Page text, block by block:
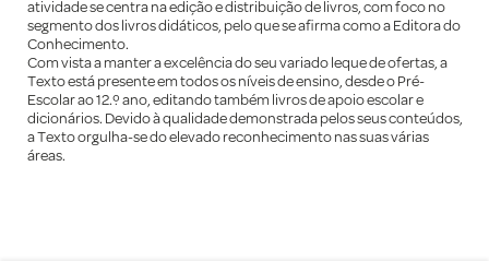
atividade se centra na edição e distribuição de livros, com foco no
segmento dos livros didáticos, pelo que se afirma como a Editora do
Conhecimento.
Com vista a manter a excelência do seu variado leque de ofertas, a
Texto está presente em todos os níveis de ensino, desde o Pré-
Escolar ao 12.º ano, editando também livros de apoio escolar e
dicionários. Devido à qualidade demonstrada pelos seus conteúdos,
a Texto orgulha-se do elevado reconhecimento nas suas várias
áreas.